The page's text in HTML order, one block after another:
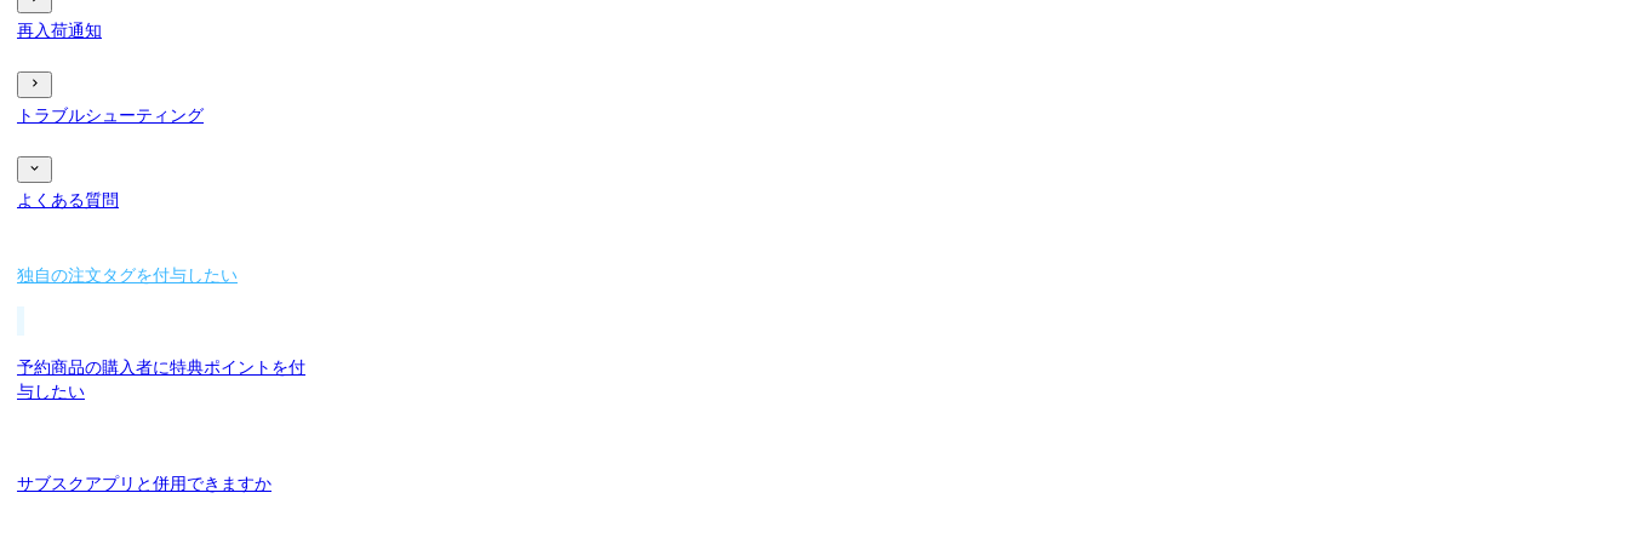
再入荷通知
トラブルシューティング
よくある質問
独自の注文タグを付与したい
予約商品の購入者に特典ポイントを付
与したい
サブスクアプリと併用できますか